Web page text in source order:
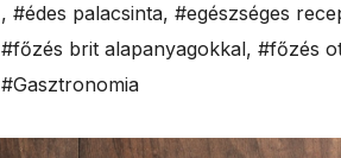
, #édes palacsinta, #egészséges
#főzés brit alapanyagokkal, #főzés
#Gasztronomia